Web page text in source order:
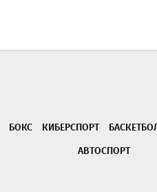
БОКС КИБЕРСПОРТ
АВТОСПОРТ